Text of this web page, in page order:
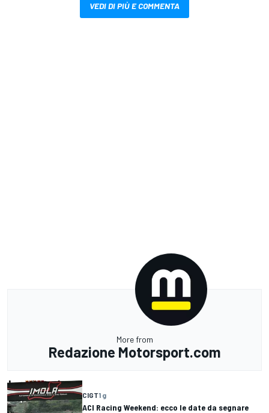
VEDI DI PIÙ E COMMENTA
More from
Redazione Motorsport.com
CIGT1 g
ACI Racing Weekend: ecco le date da segnare